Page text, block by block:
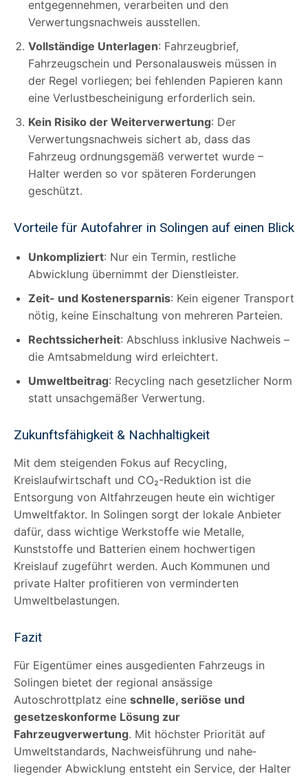
entgegennehmen, verarbeiten und den
Verwertungsnachweis ausstellen.
Vollständige Unterlagen: Fahrzeugbrief,
Fahrzeugschein und Personalausweis müssen in
der Regel vorliegen; bei fehlenden Papieren kann
eine Verlustbescheinigung erforderlich sein.
Kein Risiko der Weiterverwertung: Der
Verwertungsnachweis sichert ab, dass das
Fahrzeug ordnungsgemäß verwertet wurde –
Halter werden so vor späteren Forderungen
geschützt.
Vorteile für Autofahrer in Solingen auf einen Blick
Unkompliziert: Nur ein Termin, restliche
Abwicklung übernimmt der Dienstleister.
Zeit- und Kostenersparnis: Kein eigener Transport
nötig, keine Einschaltung von mehreren Parteien.
Rechtssicherheit: Abschluss inklusive Nachweis –
die Amtsabmeldung wird erleichtert.
Umweltbeitrag: Recycling nach gesetzlicher Norm
statt unsachgemäßer Verwertung.
Zukunftsfähigkeit & Nachhaltigkeit
Mit dem steigenden Fokus auf Recycling,
Kreislaufwirtschaft und CO₂-Reduktion ist die
Entsorgung von Altfahrzeugen heute ein wichtiger
Umweltfaktor. In Solingen sorgt der lokale Anbieter
dafür, dass wichtige Werkstoffe wie Metalle,
Kunststoffe und Batterien einem hochwertigen
Kreislauf zugeführt werden. Auch Kommunen und
private Halter profitieren von verminderten
Umweltbelastungen.
Fazit
Für Eigentümer eines ausgedienten Fahrzeugs in
Solingen bietet der regional ansässige
Autoschrottplatz eine schnelle, seriöse und
gesetzeskonforme Lösung zur
Fahrzeugverwertung. Mit höchster Priorität auf
Umweltstandards, Nachweisführung und nahe­
liegender Abwicklung entsteht ein Service, der Halter